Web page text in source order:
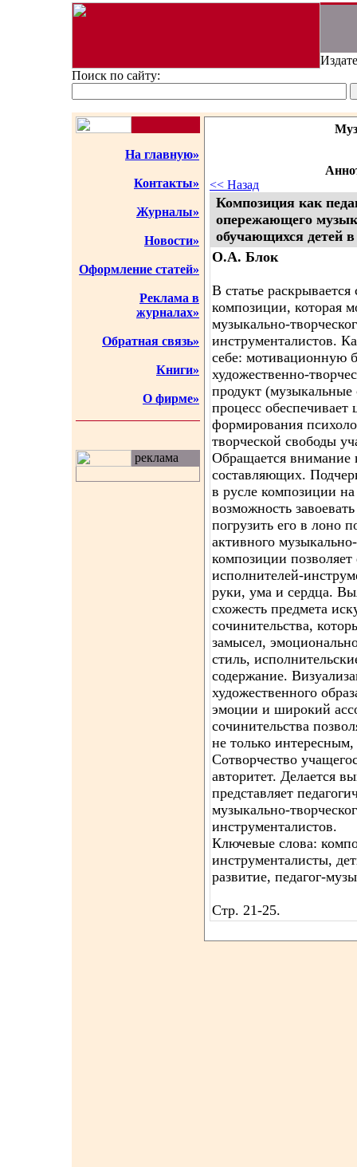
Поиск по сайту:
На главную»
Контакты»
Журналы»
Новости»
Оформление статей»
Реклама в
журналах»
Обратная связь»
Книги»
О фирме»
реклама
<< Назад
Композиция как
опережающего
обучающихся детей
О.А. Блок
В статье
композиции, которая
музыкально-
инструменталистов.
себе: мотивационную
художественно-
продукт
процесс обеспечивает
формирования
творческой свободы
Обращается внимание
составляющих.
в русле композиции на
возможность
погрузить его в лоно
активного
композиции
исполнителей-
руки, ума и сердца.
схожесть предмета
сочинительства,
замысел,
стиль,
содержание.
художественного
эмоции и широкий
сочинительства
не только
Сотворчество
авторитет. Делается
представляет
музыкально-
инструменталистов.
Ключевые слова:
инструменталисты,
развитие, педагог-
Стр. 21-25.